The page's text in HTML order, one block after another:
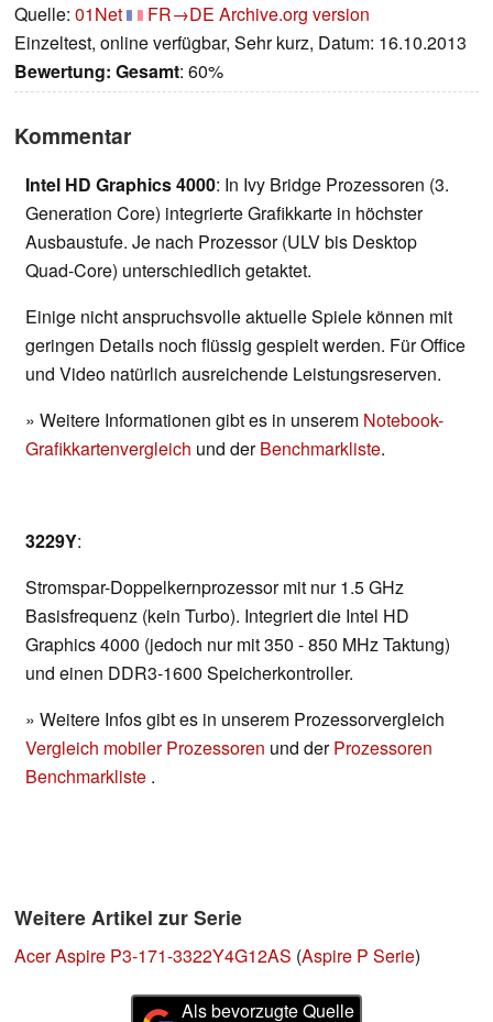
Quelle: 01Net FR→DE Archive.org version
Einzeltest, online verfügbar, Sehr kurz, Datum: 16.10.2013
Bewertung: Gesamt: 60%
Kommentar
Intel HD Graphics 4000: In Ivy Bridge Prozessoren (3.
Generation Core) integrierte Grafikkarte in höchster
Ausbaustufe. Je nach Prozessor (ULV bis Desktop
Quad-Core) unterschiedlich getaktet.
Einige nicht anspruchsvolle aktuelle Spiele können mit
geringen Details noch flüssig gespielt werden. Für Office
und Video natürlich ausreichende Leistungsreserven.
» Weitere Informationen gibt es in unserem Notebook-
Grafikkartenvergleich und derBenchmarkliste.
3229Y:
Stromspar-Doppelkernprozessor mit nur 1.5 GHz
Basisfrequenz (kein Turbo). Integriert die Intel HD
Graphics 4000 (jedoch nur mit 350 - 850 MHz Taktung)
und einen DDR3-1600 Speicherkontroller.
» Weitere Infos gibt es in unserem Prozessorvergleich
Vergleich mobiler Prozessoren und derProzessoren
Benchmarkliste .
Weitere Artikel zur Serie
Acer Aspire P3-171-3322Y4G12AS (Aspire P Serie)
Als bevorzugte Quelle